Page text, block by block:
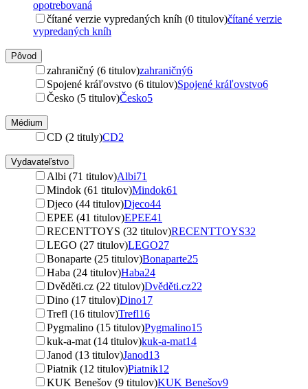
opotrebovaná
čítané verzie vypredaných kníh (0 titulov)čítané verzie
vypredaných kníh
Pôvod
zahraničný (6 titulov)zahraničný6
Spojené kráľovstvo (6 titulov)Spojené kráľovstvo6
Česko (5 titulov)Česko5
Médium
CD (2 tituly)CD2
Vydavateľstvo
Albi (71 titulov)Albi71
Mindok (61 titulov)Mindok61
Djeco (44 titulov)Djeco44
EPEE (41 titulov)EPEE41
RECENTTOYS (32 titulov)RECENTTOYS32
LEGO (27 titulov)LEGO27
Bonaparte (25 titulov)Bonaparte25
Haba (24 titulov)Haba24
Dvěděti.cz (22 titulov)Dvěděti.cz22
Dino (17 titulov)Dino17
Trefl (16 titulov)Trefl16
Pygmalino (15 titulov)Pygmalino15
kuk-a-mat (14 titulov)kuk-a-mat14
Janod (13 titulov)Janod13
Piatnik (12 titulov)Piatnik12
KUK Benešov (9 titulov)KUK Benešov9